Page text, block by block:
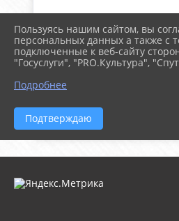
Пользуясь нашим сайтом, вы
персональных данных а также с
подключенные к веб-сайту
"Госуслуги", "PRO.Культура",
Подробнее
Подтверждаю